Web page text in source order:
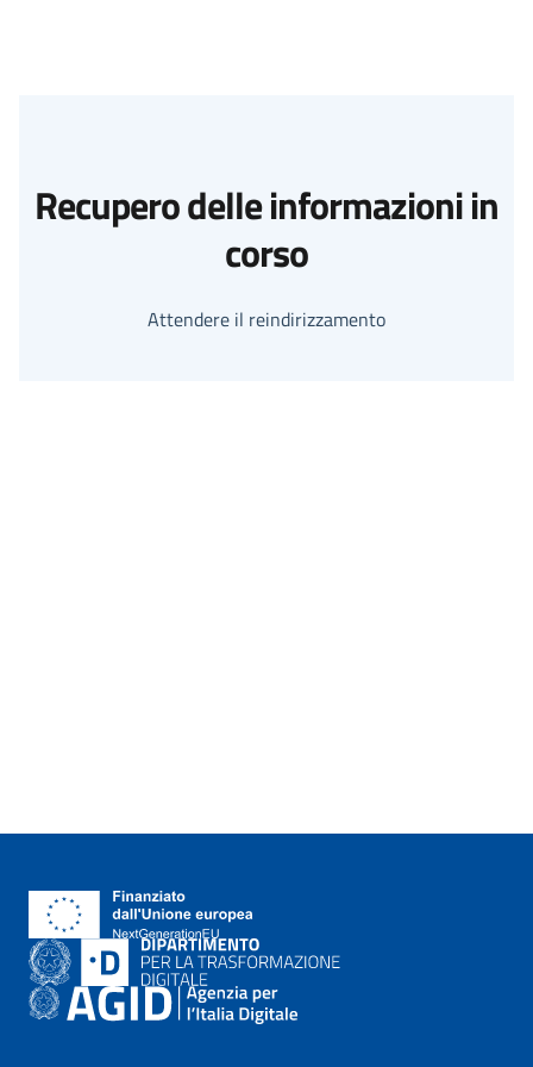
Recupero delle informazioni in
corso
Attendere il reindirizzamento